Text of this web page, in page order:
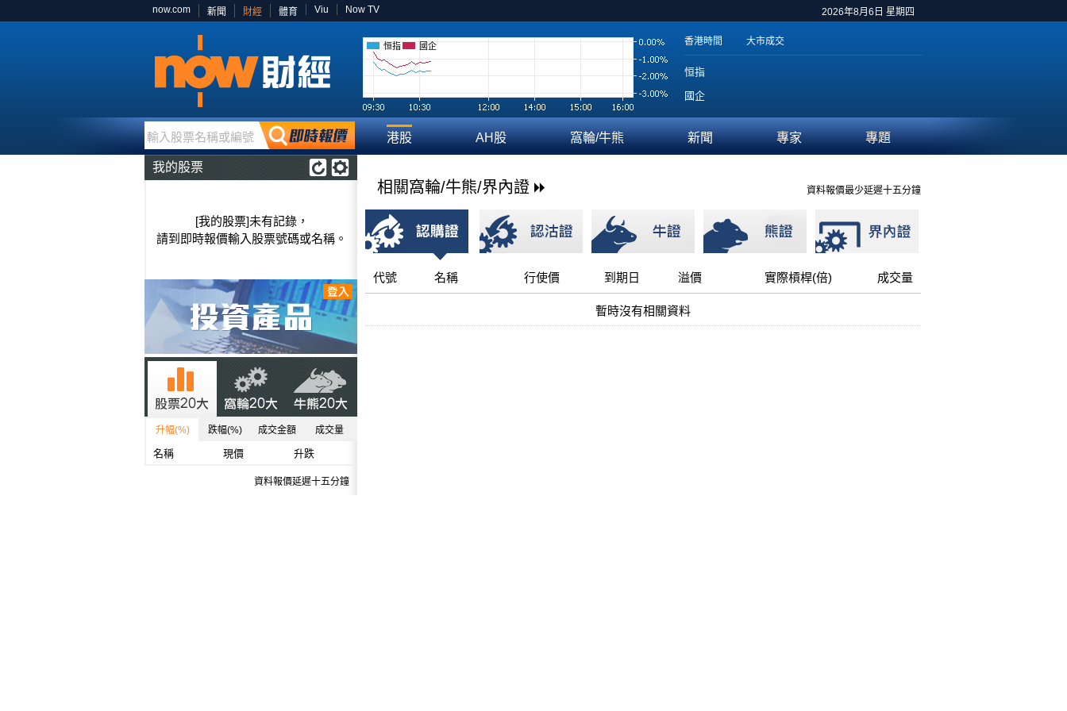
2026年8月6日 星期四
now.com 新聞 財經 體育 Viu Now TV
恒指 國企 香港時間 大市成交
恒指
國企
輸入股票名稱或編號 港股 AH股 窩輪/牛熊 新聞 專家 專題
我的股票
[我的股票]未有記錄，
請到即時報價輸入股票號碼或名稱。
升幅(%) 跌幅(%) 成交金額 成交量
名稱 現價 升跌
資料報價延遲十五分鐘
資料報價最少延遲十五分鐘
相關窩輪/牛熊/界內證
代號 名稱 行使價 到期日 溢價 實際槓桿(倍) 成交量
暫時沒有相關資料